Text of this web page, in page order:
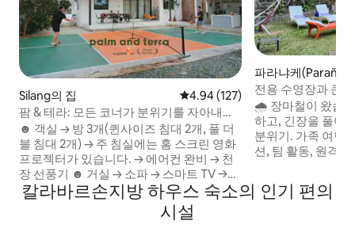
Silang의 집 평점 4.94점(5점 만점), 후기 127
4.94 (127)
팜 & 테라: 모든 코너가 분위기를 자아내는
곳 ~
☻ 객실 → 방 3개(퀸사이즈 침대 2개, 풀 더
블 침대 2개) → 주 침실에는 홈 스크린 영화
프로젝터가 있습니다. → 에어컨 완비 → 천
장 선풍기 ☻ 거실 → 소파 → 스마트 TV →
200Mbps 와이파이 → 원형 테이블 → 스피
커 → 보드게임 ☻ 야외 식사 공간 및 주방 →
주방 시설 완비 → 야외 요리 → 야외 라운지
파라냐케
전용 수영장과 큰
티 빌라
🌧️ 장마철이 왔습
하고, 긴장을 풀어
분위기. 가족 여행,
션, 팀 활동, 원격
원 및 농장 동물. ❄️
실 3개 모두. 🛏️ 스
칼라바르손지방 하우스 숙소의 인기 편의
시설